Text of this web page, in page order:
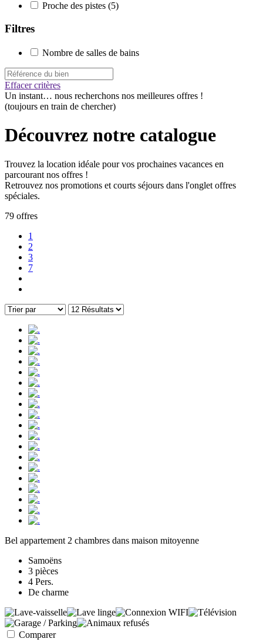
Proche des pistes (5)
Filtres
Nombre de salles de bains
Effacer critères
Un instant… nous recherchons nos meilleures offres !
(toujours en train de chercher)
Découvrez notre catalogue
Trouvez la location idéale pour vos prochaines vacances en
parcourant nos offres !
Retrouvez nos promotions et courts séjours dans l'onglet offres
spéciales.
79 offres
1
2
3
7
Bel appartement 2 chambres dans maison mitoyenne
Samoëns
3 pièces
4 Pers.
De charme
Comparer